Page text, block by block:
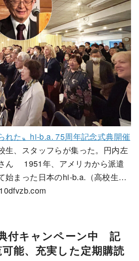
れた〟hi-b.a. 75周年記念式典開催
生、スタッフらが集った。円内左
ん 1951年、アメリカから派遣
始まった日本のhi-b.a.（高校生…
典付キャンペーン中 記
能、充実した定期購読